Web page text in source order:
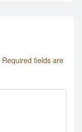
Required fields are